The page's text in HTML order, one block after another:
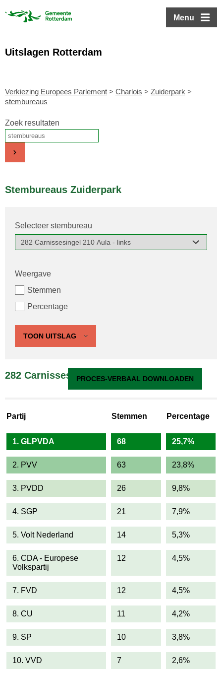
Menu
Uitslagen Rotterdam
Verkiezing Europees Parlement > Charlois > Zuiderpark >
stembureaus
Zoek resultaten
Stembureaus Zuiderpark
Selecteer stembureau
Weergave
Stemmen
Percentage
TOON UITSLAG
282 Carnissesingel 210 Aula - links
PROCES-VERBAAL DOWNLOADEN
Partij Stemmen Percentage
1. GLPVDA 68 25,7%
2. PVV 63 23,8%
3. PVDD 26 9,8%
4. SGP 21 7,9%
5. Volt Nederland 14 5,3%
6. CDA - Europese
Volkspartij
12 4,5%
7. FVD 12 4,5%
8. CU 11 4,2%
9. SP 10 3,8%
10. VVD 7 2,6%